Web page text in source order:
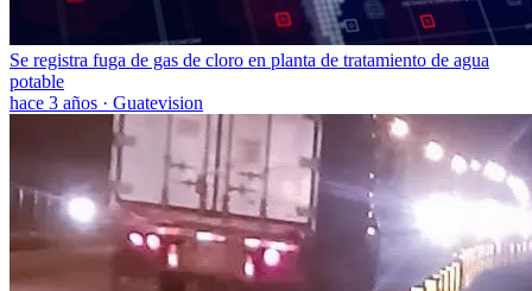
Se registra fuga de gas de cloro en planta de tratamiento de agua
potable
hace 3 años · Guatevision